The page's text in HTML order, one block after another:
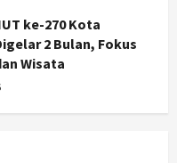
Korban TPKS
Miliar, LPSK
Abadi Rp1 Triliun